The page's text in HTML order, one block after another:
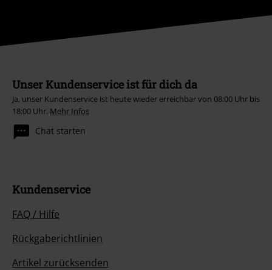
Unser Kundenservice ist für dich da
Ja, unser Kundenservice ist heute wieder erreichbar von 08:00 Uhr bis
18:00 Uhr. Mehr Infos
Chat starten
Kundenservice
FAQ / Hilfe
Rückgaberichtlinien
Artikel zurücksenden